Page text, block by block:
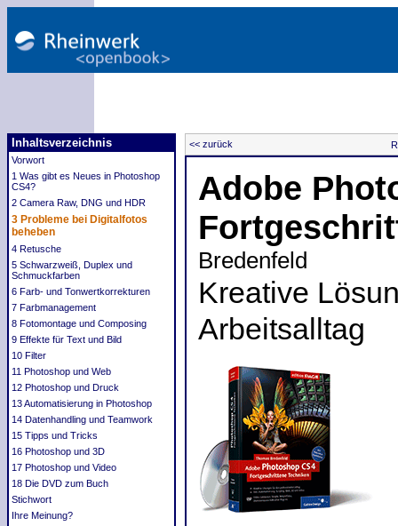
Inhaltsverzeichnis
Vorwort
1 Was gibt es Neues in Photoshop
CS4?
2 Camera Raw, DNG und HDR
3 Probleme bei Digitalfotos
beheben
4 Retusche
5 Schwarzweiß, Duplex und
Schmuckfarben
6 Farb- und Tonwertkorrekturen
7 Farbmanagement
8 Fotomontage und Composing
9 Effekte für Text und Bild
10 Filter
11 Photoshop und Web
12 Photoshop und Druck
13 Automatisierung in Photoshop
14 Datenhandling und Teamwork
15 Tipps und Tricks
16 Photoshop und 3D
17 Photoshop und Video
18 Die DVD zum Buch
Stichwort
Ihre Meinung?
<< zurück
Adobe
Bredenfeld
Kreative
Arbeitsalltag